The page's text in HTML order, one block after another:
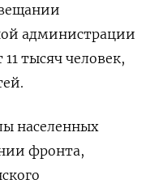
администрации
тысяч человек,
населенных
фронта,